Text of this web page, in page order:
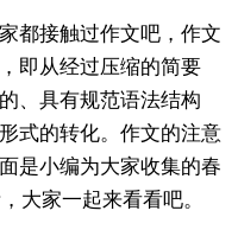
都接触过作文吧，作文
即从经过压缩的简要
、具有规范语法结构
式的转化。作文的注意
是小编为大家收集的春
大家一起来看看吧。